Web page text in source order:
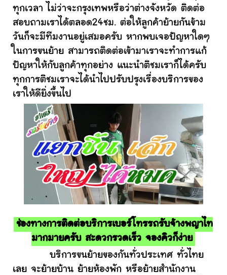
ทุกเวลา ไม่ว่าจะกรุงเทพหรือว่าต่างจังหวัด ติดต่อ
สอบถามเราได้ตลอด24ชม. ต่อให้ลูกค้าย้ายกันข้าม
วันก็จะมีทีมงานอยู่เสมอครับ หากพบเจอปัญหาใดๆ
ในการขนย้าย สามารถติดต่อเข้ามาเราจะทำการแก้
ปัญหาให้กับลูกค้าทุกอย่าง แนะนำติชมเราก็ได้ครับ
ทุกการติชมเราจะได้นำไปปรับปรุงเรื่องบริการของ
เราให้ดียิ่งขึ้นไป
ช่องทางการติดต่อบริการเบอร์โทรรถรับจ้างพญาไท
มากมายครับ สะดวกรวดเร็ว จองคิวก็ง่าย
บริการขนย้ายของกันทั่วประเทศ ทั่วไทย
เลย จะย้ายบ้าน ย้ายห้องพัก หรือย้ายสำนักงาน